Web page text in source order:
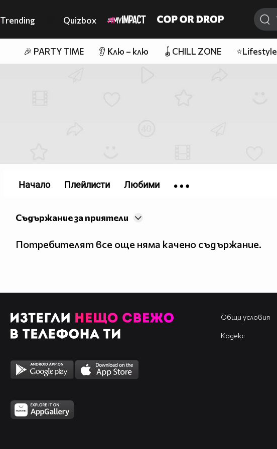
Trending Quizbox
🎉 PARTY TIME 👂 Клю – клю 🪀CHILL ZONE ⭐Lifestyle
Съдържание за приятели
Потребителят все още няма качено съдържание.
Начало Плейлисти Любими
Общи условия
Кодекс